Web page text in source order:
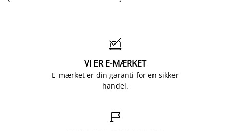

VI ER E-MÆRKET
E-mærket er din garanti for en sikker
handel.
